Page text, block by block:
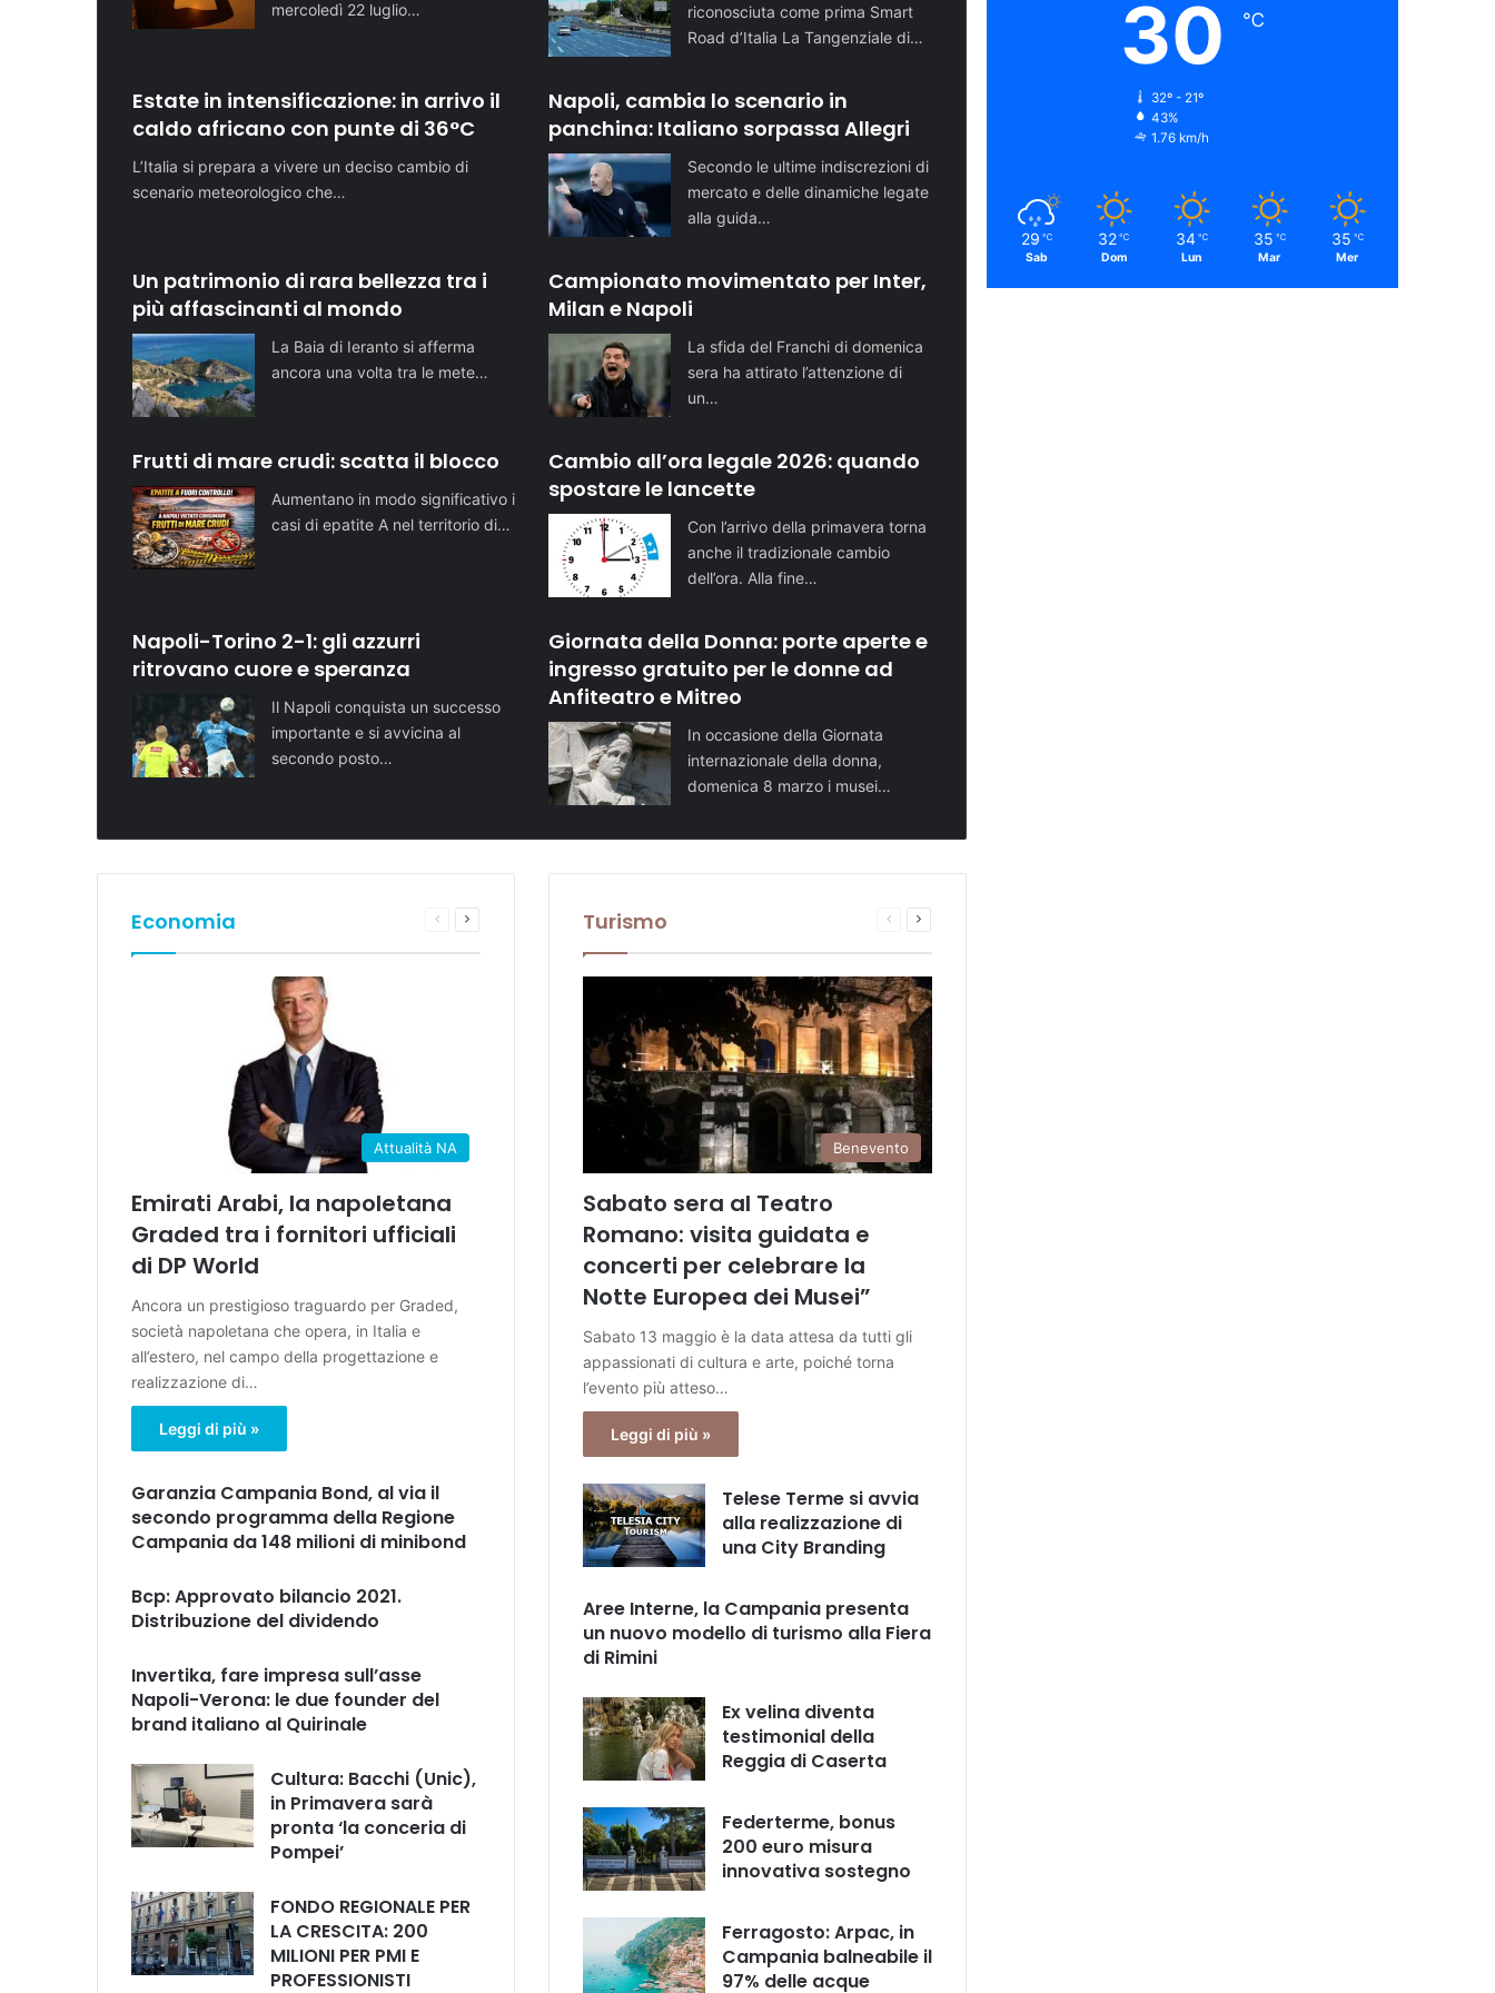
mercoledì 22 luglio…
riconosciuta come prima Smart
Road d’Italia La Tangenziale di…
Estate in intensificazione: in arrivo il
caldo africano con punte di 36°C
L’Italia si prepara a vivere un deciso cambio di
scenario meteorologico che…
Napoli, cambia lo scenario in
panchina: Italiano sorpassa Allegri
Secondo le ultime indiscrezioni di
mercato e delle dinamiche legate
alla guida…
Un patrimonio di rara bellezza tra i
più affascinanti al mondo
La Baia di Ieranto si afferma
ancora una volta tra le mete…
Campionato movimentato per Inter,
Milan e Napoli
La sfida del Franchi di domenica
sera ha attirato l’attenzione di
un…
Frutti di mare crudi: scatta il blocco
Aumentano in modo significativo i
casi di epatite A nel territorio di…
Cambio all’ora legale 2026: quando
spostare le lancette
Con l’arrivo della primavera torna
anche il tradizionale cambio
dell’ora. Alla fine…
Napoli-Torino 2-1: gli azzurri
ritrovano cuore e speranza
Il Napoli conquista un successo
importante e si avvicina al
secondo posto…
Giornata della Donna: porte aperte e
ingresso gratuito per le donne ad
Anfiteatro e Mitreo
In occasione della Giornata
internazionale della donna,
domenica 8 marzo i musei…
Economia
Pagina
Attualità NA
Emirati Arabi, la napoletana
Graded tra i fornitori ufficiali
di DP World
Ancora un prestigioso traguardo per Graded,
società napoletana che opera, in Italia e
all’estero, nel campo della progettazione e
realizzazione di…
Leggi di più »
Garanzia Campania Bond, al via il
secondo programma della Regione
Campania da 148 milioni di minibond
Bcp: Approvato bilancio 2021.
Distribuzione del dividendo
Invertika, fare impresa sull’asse
Napoli-Verona: le due founder del
brand italiano al Quirinale
Cultura: Bacchi (Unic),
in Primavera sarà
pronta ‘la conceria di
Pompei’
FONDO REGIONALE PER
LA CRESCITA: 200
MILIONI PER PMI E
PROFESSIONISTI
Turismo
Pagina
Benevento
Sabato sera al Teatro
Romano: visita guidata e
concerti per celebrare la
Notte Europea dei Musei”
Sabato 13 maggio è la data attesa da tutti gli
appassionati di cultura e arte, poiché torna
l’evento più atteso…
Leggi di più »
Telese Terme si avvia
alla realizzazione di
una City Branding
Aree Interne, la Campania presenta
un nuovo modello di turismo alla Fiera
di Rimini
Ex velina diventa
testimonial della
Reggia di Caserta
Federterme, bonus
200 euro misura
innovativa sostegno
Ferragosto: Arpac, in
Campania balneabile il
97% delle acque
30 ℃
32º - 21º
43%
1.76 km/h
29 ℃
Sab
32 ℃
Dom
34 ℃
Lun
35 ℃
Mar
35 ℃
Mer